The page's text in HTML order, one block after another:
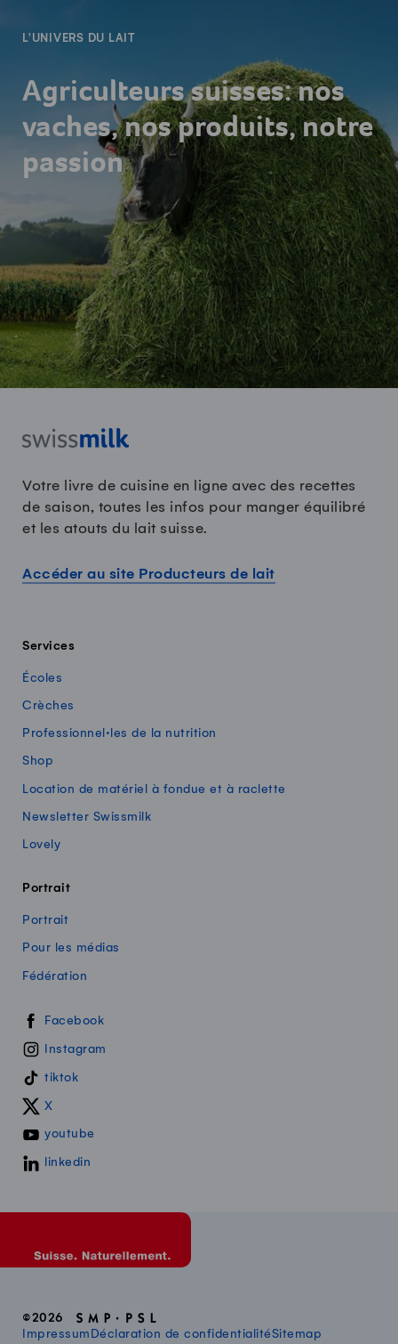
L'UNIVERS DU LAIT
Agriculteurs suisses: nos
vaches, nos produits, notre
passion
Votre livre de cuisine en ligne avec des recettes
de saison, toutes les infos pour manger équilibré
et les atouts du lait suisse.
Accéder au site Producteurs de lait
Services
Écoles
Crèches
Professionnel·les de la nutrition
Shop
Location de matériel à fondue et à raclette
Newsletter Swissmilk
Lovely
Portrait
Portrait
Pour les médias
Fédération
Swissmilk sur les réseaux sociaux
Facebook
Instagram
tiktok
X
youtube
linkedin
©2026
Impressum Déclaration de confidentialitéSitemap